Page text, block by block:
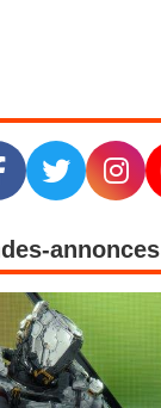
annonces